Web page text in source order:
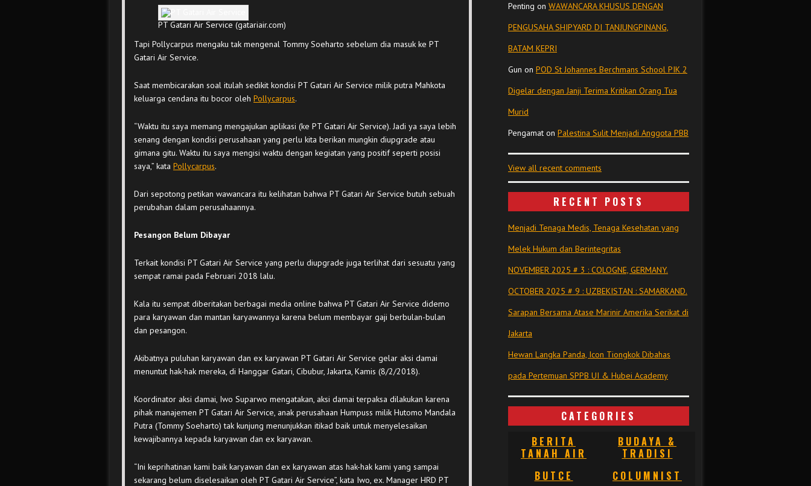
PT Gatari Air Service (gatariair.com)
Tapi Pollycarpus mengaku tak mengenal Tommy Soeharto sebelum dia masuk ke PT
Gatari Air Service.
Saat membicarakan soal itulah sedikit kondisi PT Gatari Air Service milik putra Mahkota
keluarga cendana itu bocor oleh Pollycarpus.
“Waktu itu saya memang mengajukan aplikasi (ke PT Gatari Air Service). Jadi ya saya lebih
senang dengan kondisi perusahaan yang perlu kita berikan mungkin diupgrade atau
gimana gitu. Waktu itu saya mengisi waktu dengan kegiatan yang positif seperti posisi
saya,” kata Pollycarpus.
Dari sepotong petikan wawancara itu kelihatan bahwa PT Gatari Air Service butuh sebuah
perubahan dalam perusahaannya.
Pesangon Belum Dibayar
Terkait kondisi PT Gatari Air Service yang perlu diupgrade juga terlihat dari sesuatu yang
sempat ramai pada Februari 2018 lalu.
Kala itu sempat diberitakan berbagai media online bahwa PT Gatari Air Service didemo
para karyawan dan mantan karyawannya karena belum membayar gaji berbulan-bulan
dan pesangon.
Akibatnya puluhan karyawan dan ex karyawan PT Gatari Air Service gelar aksi damai
menuntut hak-hak mereka, di Hanggar Gatari, Cibubur, Jakarta, Kamis (8/2/2018).
Koordinator aksi damai, Iwo Suparwo mengatakan, aksi damai terpaksa dilakukan karena
pihak manajemen PT Gatari Air Service, anak perusahaan Humpuss milik Hutomo Mandala
Putra (Tommy Soeharto) tak kunjung menunjukkan itikad baik untuk menyelesaikan
kewajibannya kepada karyawan dan ex karyawan.
“Ini keprihatinan kami baik karyawan dan ex karyawan atas hak-hak kami yang sampai
sekarang belum diselesaikan oleh PT Gatari Air Service”, kata Iwo, ex. Manager HRD PT
Penting on WAWANCARA KHUSUS DENGAN
PENGUSAHA SHIPYARD DI TANJUNGPINANG,
BATAM KEPRI
Gun on POD St Johannes Berchmans School PIK 2
Digelar dengan Janji Terima Kritikan Orang Tua
Murid
Pengamat on Palestina Sulit Menjadi Anggota PBB
View all recent comments
RECENT POSTS
Menjadi Tenaga Medis, Tenaga Kesehatan yang
Melek Hukum dan Berintegritas
NOVEMBER 2025 # 3 : COLOGNE, GERMANY.
OCTOBER 2025 # 9 : UZBEKISTAN : SAMARKAND.
Sarapan Bersama Atase Marinir Amerika Serikat di
Jakarta
Hewan Langka Panda, Icon Tiongkok Dibahas
pada Pertemuan SPPB UI & Hubei Academy
CATEGORIES
BERITA
TANAH AIR
BUDAYA &
TRADISI
BUTCE
COLUMNIST